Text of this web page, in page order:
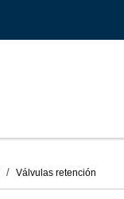
Válvulas retención